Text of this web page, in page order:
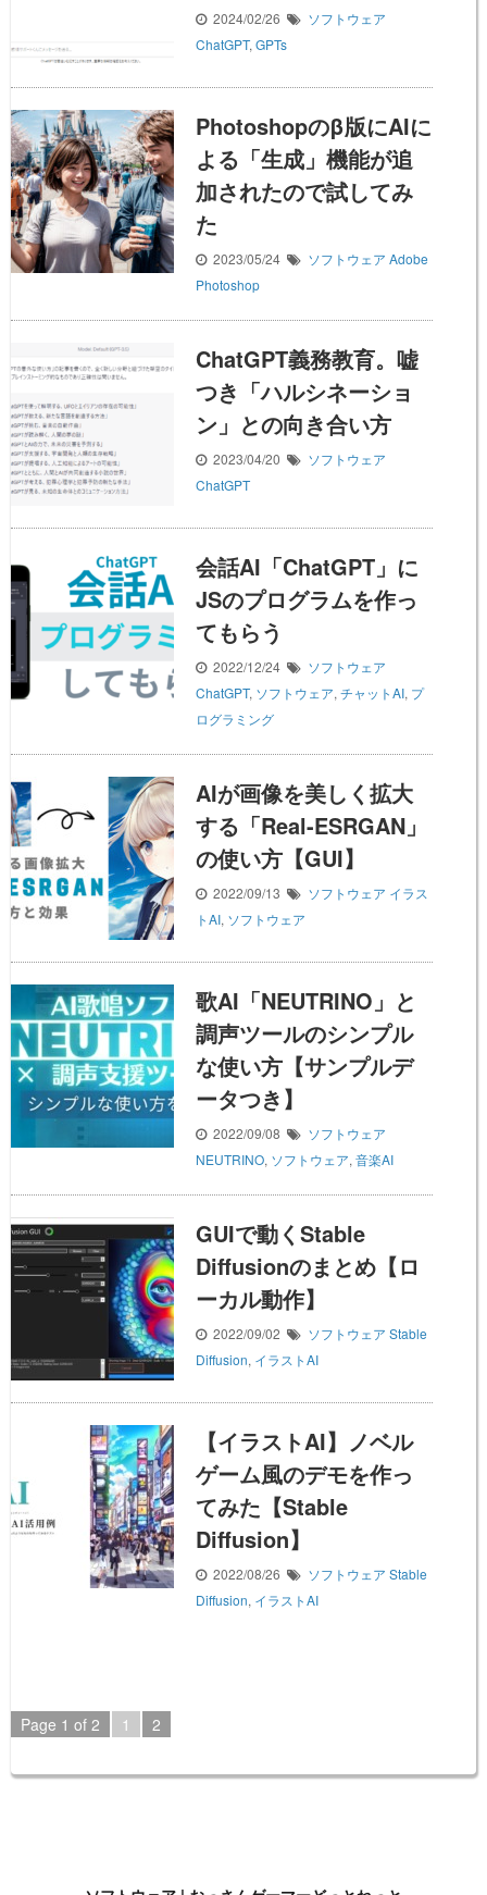
2024/02/26
ソフトウェア
ChatGPT, GPTs
Photoshopのβ版にAIに
よる「生成」機能が追
加されたので試してみ
た
2023/05/24 ソフトウェア Adobe
Photoshop
ChatGPT義務教育。嘘
つき「ハルシネーショ
ン」との向き合い方
2023/04/20
ソフトウェア
ChatGPT
会話AI「ChatGPT」に
JSのプログラムを作っ
てもらう
2022/12/24
ソフトウェア
ChatGPT, ソフトウェア, チャットAI, プ
ログラミング
AIが画像を美しく拡大
する「Real-ESRGAN」
の使い方【GUI】
2022/09/13 ソフトウェア イラス
トAI, ソフトウェア
歌AI「NEUTRINO」と
調声ツールのシンプル
な使い方【サンプルデ
ータつき】
2022/09/08
ソフトウェア
NEUTRINO, ソフトウェア, 音楽AI
GUIで動くStable
Diffusionのまとめ【ロ
ーカル動作】
2022/09/02 ソフトウェア Stable
Diffusion, イラストAI
【イラストAI】ノベル
ゲーム風のデモを作っ
てみた【Stable
Diffusion】
2022/08/26 ソフトウェア Stable
Diffusion, イラストAI
Page 1 of 2 1 2